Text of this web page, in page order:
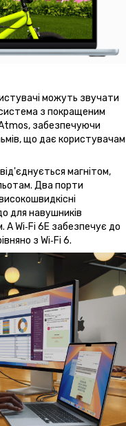
можуть звучати
система з покращеним
забезпечуючи
що дає користувачам
магнітом,
Два порти
для навушників
Wi‑Fi 6E забезпечує до
з Wi‑Fi 6.